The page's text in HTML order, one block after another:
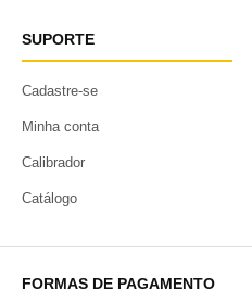
SUPORTE
Cadastre-se
Minha conta
Calibrador
Catálogo
FORMAS DE PAGAMENTO